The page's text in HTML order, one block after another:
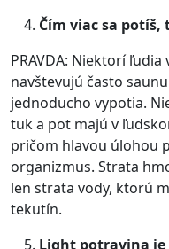
Čím viac sa potíš,
PRAVDA: Niektorí
navštevujú často
jednoducho vypotia.
tuk a pot majú v
pričom hlavou úlohou
organizmus. Strata
len strata vody, ktorú
tekutín.
Light potravina